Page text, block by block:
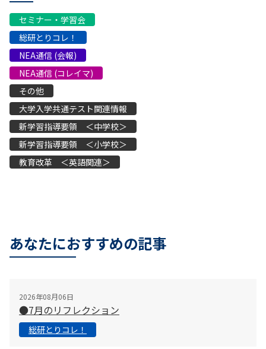
セミナー・学習会
総研とりコレ！
NEA通信 (会報)
NEA通信 (コレイマ)
その他
大学入学共通テスト関連情報
新学習指導要領 ＜中学校＞
新学習指導要領 ＜小学校＞
教育改革 ＜英語関連＞
あなたにおすすめの記事
2026年08月06日
●7月のリフレクション
総研とりコレ！